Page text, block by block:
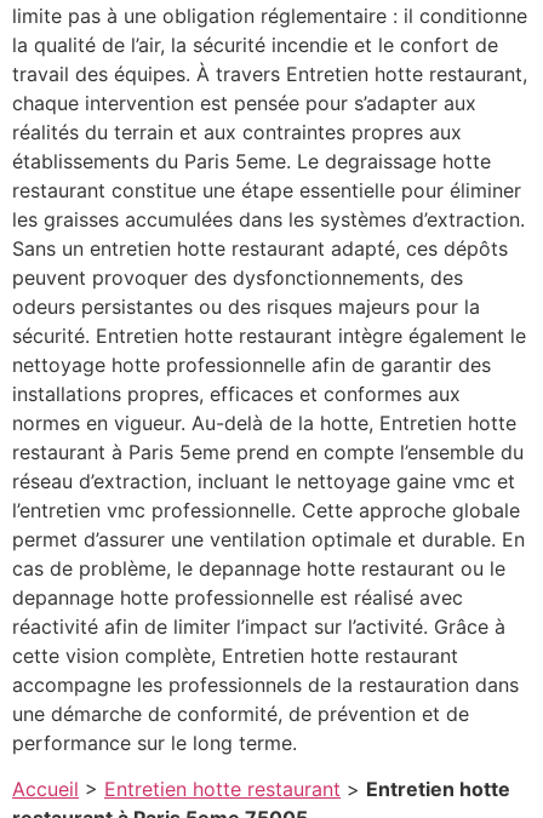
limite pas à une obligation réglementaire : il conditionne
la qualité de l’air, la sécurité incendie et le confort de
travail des équipes. À travers Entretien hotte restaurant,
chaque intervention est pensée pour s’adapter aux
réalités du terrain et aux contraintes propres aux
établissements du Paris 5eme. Le degraissage hotte
restaurant constitue une étape essentielle pour éliminer
les graisses accumulées dans les systèmes d’extraction.
Sans un entretien hotte restaurant adapté, ces dépôts
peuvent provoquer des dysfonctionnements, des
odeurs persistantes ou des risques majeurs pour la
sécurité. Entretien hotte restaurant intègre également le
nettoyage hotte professionnelle afin de garantir des
installations propres, efficaces et conformes aux
normes en vigueur. Au-delà de la hotte, Entretien hotte
restaurant à Paris 5eme prend en compte l’ensemble du
réseau d’extraction, incluant le nettoyage gaine vmc et
l’entretien vmc professionnelle. Cette approche globale
permet d’assurer une ventilation optimale et durable. En
cas de problème, le depannage hotte restaurant ou le
depannage hotte professionnelle est réalisé avec
réactivité afin de limiter l’impact sur l’activité. Grâce à
cette vision complète, Entretien hotte restaurant
accompagne les professionnels de la restauration dans
une démarche de conformité, de prévention et de
performance sur le long terme.
Accueil > Entretien hotte restaurant > Entretien hotte